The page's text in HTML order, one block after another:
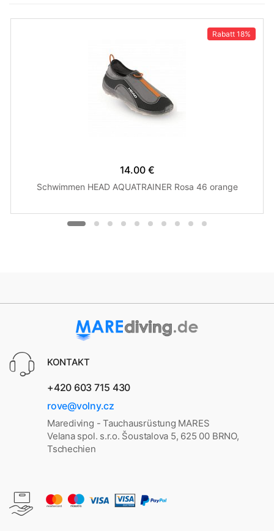
Rabatt 18%
14.00 €
Schwimmen HEAD AQUATRAINER Rosa 46 orange
KONTAKT
+420 603 715 430
rove@volny.cz
Marediving - Tauchausrüstung MARES
Velana spol. s.r.o. Šoustalova 5, 625 00 BRNO,
Tschechien